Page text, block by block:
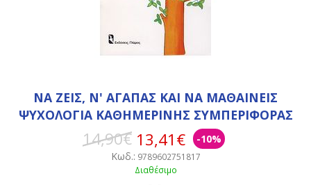
ΝΑ ΖΕΙΣ, Ν' ΑΓΑΠΑΣ ΚΑΙ ΝΑ ΜΑΘΑΙΝΕΙΣ
ΨΥΧΟΛΟΓΙΑ ΚΑΘΗΜΕΡΙΝΗΣ ΣΥΜΠΕΡΙΦΟΡΑΣ
14,90€ 13,41€
-10%
Κωδ.: 9789602751817
Διαθέσιμο